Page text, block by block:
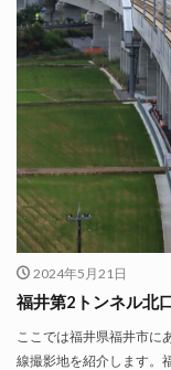
2024年5月21日
福井第2トンネル北
ここでは福井県福井市に
線撮影地を紹介します。